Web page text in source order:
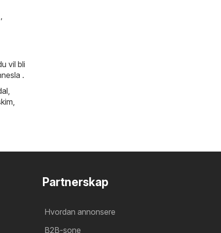
vil bli
.
Partnerskap
Hvordan annonsere
B2B-sone